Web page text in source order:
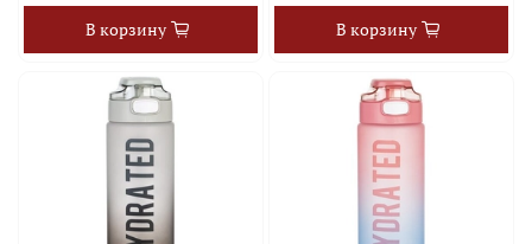
В корзину В корзину